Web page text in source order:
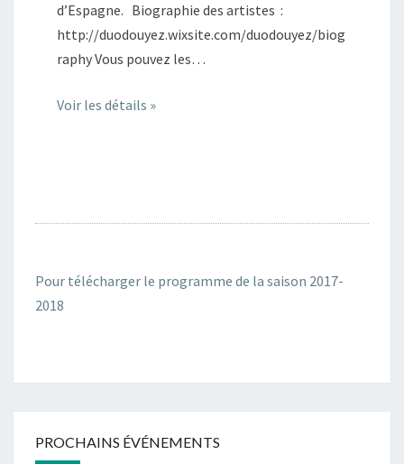
d’Espagne. Biographie des artistes :
http://duodouyez.wixsite.com/duodouyez/biog
raphy Vous pouvez les…
Voir les détails »
Pour télécharger le programme de la saison 2017-
2018
PROCHAINS ÉVÉNEMENTS